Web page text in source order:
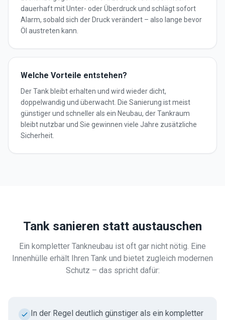
dauerhaft mit Unter- oder Überdruck und schlägt sofort
Alarm, sobald sich der Druck verändert – also lange bevor
Öl austreten kann.
Welche Vorteile entstehen?
Der Tank bleibt erhalten und wird wieder dicht,
doppelwandig und überwacht. Die Sanierung ist meist
günstiger und schneller als ein Neubau, der Tankraum
bleibt nutzbar und Sie gewinnen viele Jahre zusätzliche
Sicherheit.
Tank sanieren statt austauschen
Ein kompletter Tankneubau ist oft gar nicht nötig. Eine
Innenhülle erhält Ihren Tank und bietet zugleich modernen
Schutz – das spricht dafür:
In der Regel deutlich günstiger als ein kompletter